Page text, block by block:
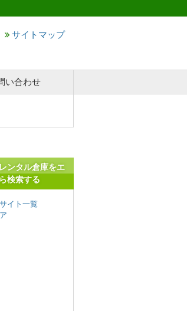
サイトマップ
い合わせ
ンタル倉庫をエ
検索する
イト一覧